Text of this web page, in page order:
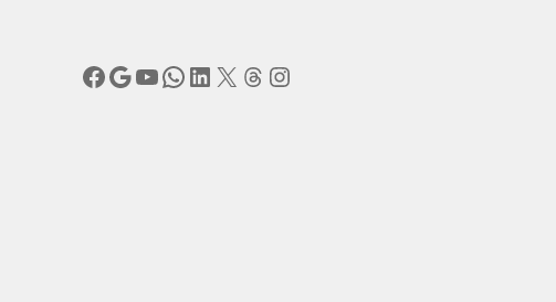
Facebook
Google
YouTube
WhatsApp
LinkedIn
X Threads
Instagram